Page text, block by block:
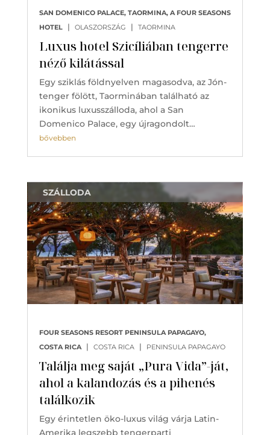
Luxus hotel Szicíliában tengerre
néző kilátással
SAN DOMENICO PALACE, TAORMINA, A FOUR SEASONS
HOTEL
| OLASZORSZÁG | TAORMINA
Egy sziklás földnyelven magasodva, az Jón-
tenger fölött, Taorminában található az
ikonikus luxusszálloda, ahol a San
Domenico Palace, egy újragondolt…
bővebben
Találja meg saját „Pura Vida”-ját,
ahol a kalandozás és a pihenés
találkozik
FOUR SEASONS RESORT PENINSULA PAPAGAYO,
COSTA RICA
| COSTA RICA | PENINSULA PAPAGAYO
SZÁLLODA
Egy érintetlen öko-luxus világ várja Latin-
Amerika legszebb tengerparti